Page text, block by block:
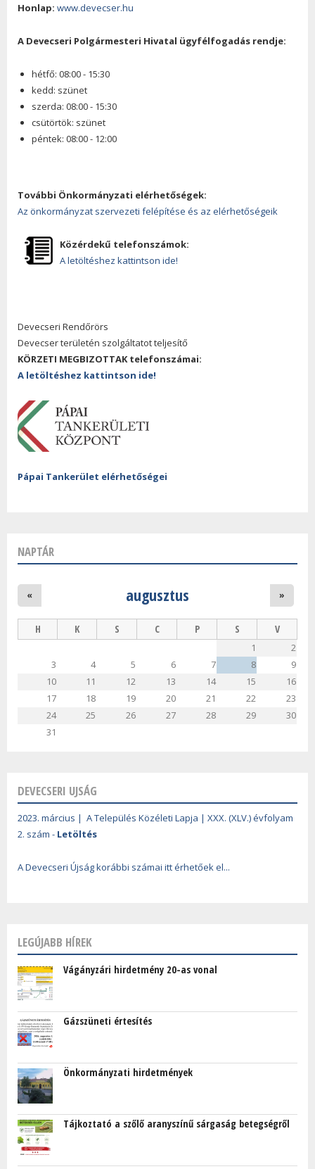
Honlap: www.devecser.hu
A Devecseri Polgármesteri Hivatal ügyfélfogadás rendje:
hétfő: 08:00 - 15:30
kedd: szünet
szerda: 08:00 - 15:30
csütörtök: szünet
péntek: 08:00 - 12:00
További Önkormányzati elérhetőségek:
Az önkormányzat szervezeti felépítése és az elérhetőségeik
Közérdekű telefonszámok:
A letöltéshez kattintson ide!
Devecseri Rendőrörs
Devecser területén szolgáltatot teljesítő
KÖRZETI MEGBIZOTTAK telefonszámai:
A letöltéshez kattintson ide!
Pápai Tankerület elérhetőségei
NAPTÁR
augusztus
« »
H K S C P S V
1
2
3
4 5 6 7 8
9
10
11 12 13 14 15
16
17
18 19 20 21 22
23
24
25 26 27 28 29
30
31
DEVECSERI UJSÁG
2023. március | A Település Közéleti Lapja | XXX. (XLV.) évfolyam
2. szám - Letöltés
A Devecseri Újság korábbi számai itt érhetőek el...
LEGÚJABB HÍREK
Vágányzári hirdetmény 20-as vonal
Gázszüneti értesítés
Önkormányzati hirdetmények
Tájkoztató a szőlő aranyszínű sárgaság betegségről